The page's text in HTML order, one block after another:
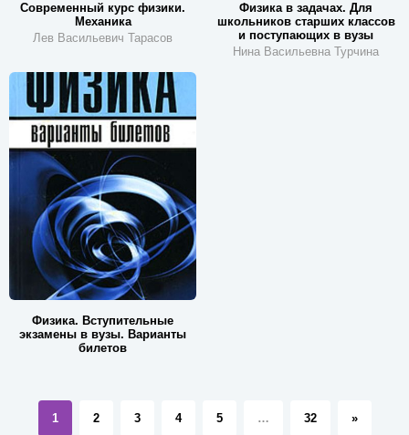
Современный курс физики.
Механика
Лев Васильевич Тарасов
Физика в задачах. Для
школьников старших классов
и поступающих в вузы
Нина Васильевна Турчина
Физика. Вступительные
экзамены в вузы. Варианты
билетов
1 2 3 4 5 … 32 »